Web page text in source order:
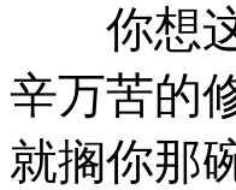
你想这
辛万苦的
就搁你那